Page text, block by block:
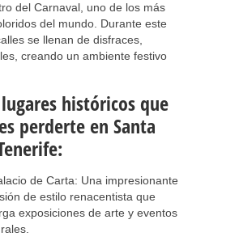
del Carnaval, uno de los más
del mundo. Durante este
se llenan de disfraces,
creando un ambiente festivo
históricos que
perderte en Santa
de Carta: Una impresionante
de estilo renacentista que
exposiciones de arte y eventos